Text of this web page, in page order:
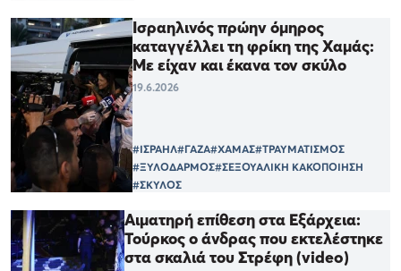
Ισραηλινός πρώην όμηρος
καταγγέλλει τη φρίκη της Χαμάς:
Με είχαν και έκανα τον σκύλο
19.6.2026
#ΙΣΡΑΗΛ#ΓΑΖΑ#ΧΑΜΑΣ#ΤΡΑΥΜΑΤΙΣΜΟΣ
#ΞΥΛΟΔΑΡΜΟΣ#ΣΕΞΟΥΑΛΙΚΗ ΚΑΚΟΠΟΙΗΣΗ
#ΣΚΥΛΟΣ
Αιματηρή επίθεση στα Εξάρχεια:
Τούρκος ο άνδρας που εκτελέστηκε
στα σκαλιά του Στρέφη (video)